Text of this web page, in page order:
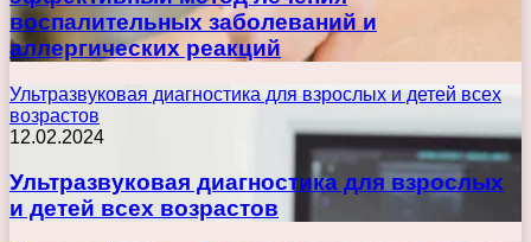
воспалительных заболеваний и
аллергических реакций
Ультразвуковая диагностика для взрослых и детей всех
возрастов
12.02.2024
Ультразвуковая диагностика для взрослых
и детей всех возрастов